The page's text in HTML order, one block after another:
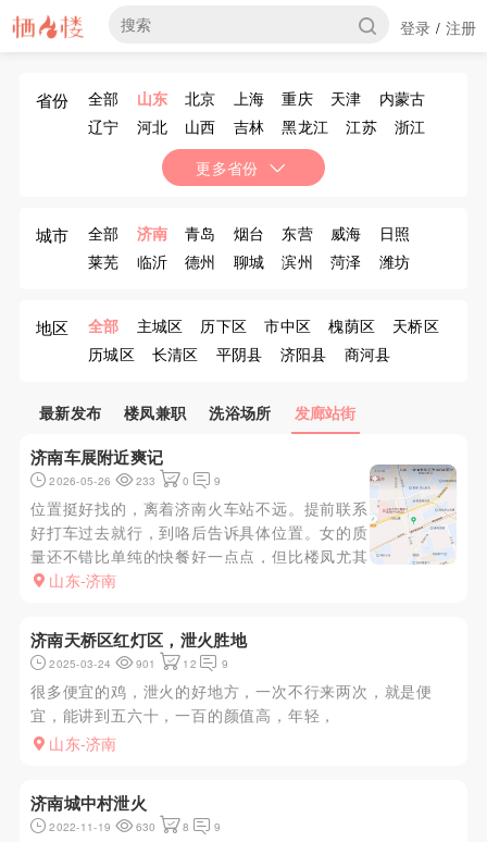
登录 / 注册
省份 全部 山东 北京 上海 重庆 天津
内蒙古
辽宁
河北 山西 吉林 黑龙江 江苏
浙江
福建 江西 河南 湖北
海南 四川 贵州 云南
更多省份
城市 全部 济南 青岛 烟台 东营 威海
日照
莱芜
临沂 德州 聊城 滨州 菏泽
潍坊
地区 全部 主城区 历下区 市中区 槐荫区
天桥区
历城区
长清区 平阴县 济阳县
商河县
最新发布
楼凤兼职 洗浴场所 发廊站街
济南车展附近爽记
2026-05-26 233 0 9
位置挺好找的，离着济南火车站不远。提前联系
好打车过去就行，到咯后告诉具体位置。女的质
量还不错比单纯的快餐好一点点，但比楼凤尤其
高端的要差，一分钱一分货但性价比高。我运气
洗后吹口爆，再做最后顺利交货总的来说是不错
的，下次再出差继续打卡。泄火...
山东-济南
济南天桥区红灯区，泄火胜地
2025-03-24 901 12 9
很多便宜的鸡，泄火的好地方，一次不行来两次，就是便
宜，能讲到五六十，一百的颜值高，年轻，
山东-济南
济南城中村泄火
2022-11-19 630 8 9